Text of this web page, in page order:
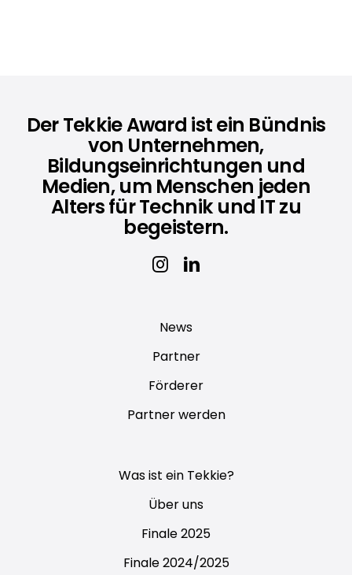
Der Tekkie Award ist ein Bündnis
von Unternehmen,
Bildungseinrichtungen und
Medien, um Menschen jeden
Alters für Technik und IT zu
begeistern.
News
Partner
Förderer
Partner werden
Was ist ein Tekkie?
Über uns
Finale 2025
Finale 2024/2025